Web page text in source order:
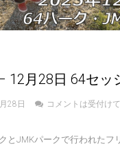
12月28日 64セッ
28日
コメントは受付け
とJMKパークで行われたフ